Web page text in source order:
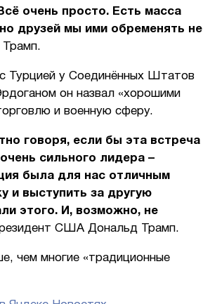
очень просто. Есть масса
друзей мы ими обременять не
Турцией у Соединённых Штатов
он назвал «хорошими
и военную сферу.
говоря, если бы эта встреча
сильного лидера –
была для нас отличным
и выступить за другую
этого. И, возможно, не
США Дональд Трамп.
чем многие «традиционные